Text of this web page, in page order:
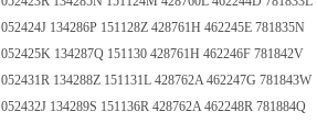
052424J 134286P 151128Z 428761H 462245E 781835N
052425K 134287Q 151130 428761H 462246F 781842V
052431R 134288Z 151131L 428762A 462247G 781843W
052432J 134289S 151136R 428762A 462248R 781884Q